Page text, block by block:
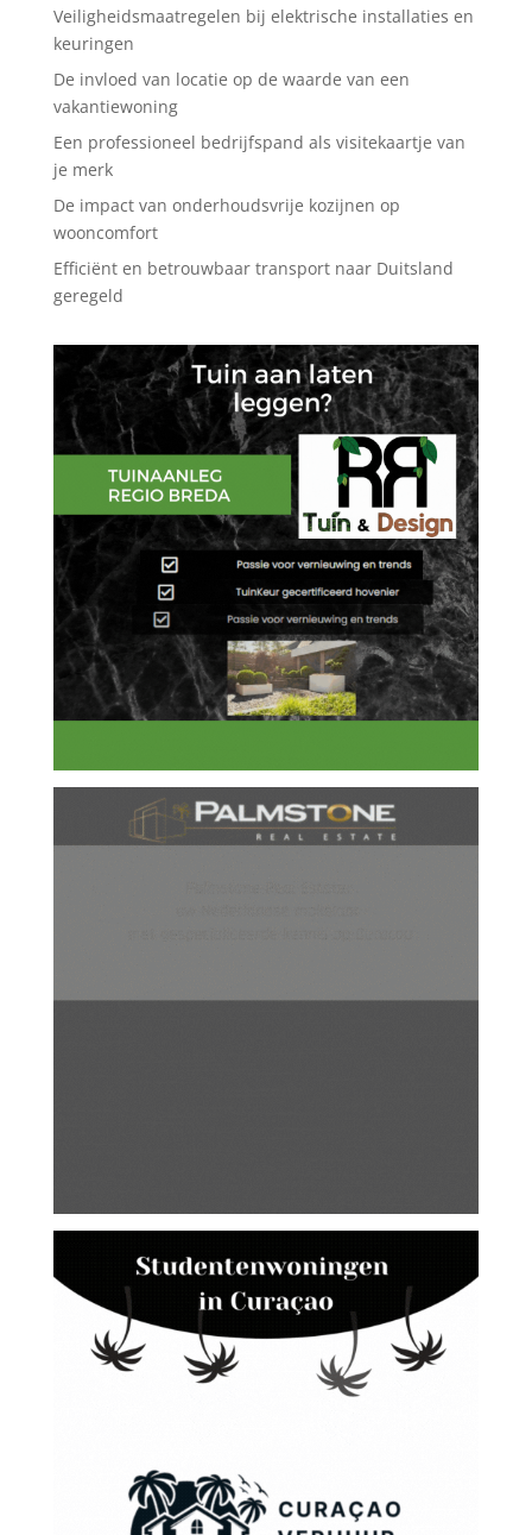
Veiligheidsmaatregelen bij elektrische installaties en
keuringen
De invloed van locatie op de waarde van een
vakantiewoning
Een professioneel bedrijfspand als visitekaartje van
je merk
De impact van onderhoudsvrije kozijnen op
wooncomfort
Efficiënt en betrouwbaar transport naar Duitsland
geregeld